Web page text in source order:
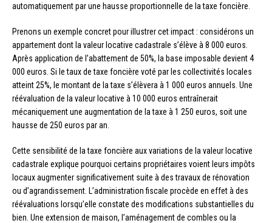
automatiquement par une hausse proportionnelle de la taxe foncière.
Prenons un exemple concret pour illustrer cet impact : considérons un
appartement dont la valeur locative cadastrale s’élève à 8 000 euros.
Après application de l’abattement de 50%, la base imposable devient 4
000 euros. Si le taux de taxe foncière voté par les collectivités locales
atteint 25%, le montant de la taxe s’élèvera à 1 000 euros annuels. Une
réévaluation de la valeur locative à 10 000 euros entraînerait
mécaniquement une augmentation de la taxe à 1 250 euros, soit une
hausse de 250 euros par an.
Cette sensibilité de la taxe foncière aux variations de la valeur locative
cadastrale explique pourquoi certains propriétaires voient leurs impôts
locaux augmenter significativement suite à des travaux de rénovation
ou d’agrandissement. L’administration fiscale procède en effet à des
réévaluations lorsqu’elle constate des modifications substantielles du
bien. Une extension de maison, l’aménagement de combles ou la